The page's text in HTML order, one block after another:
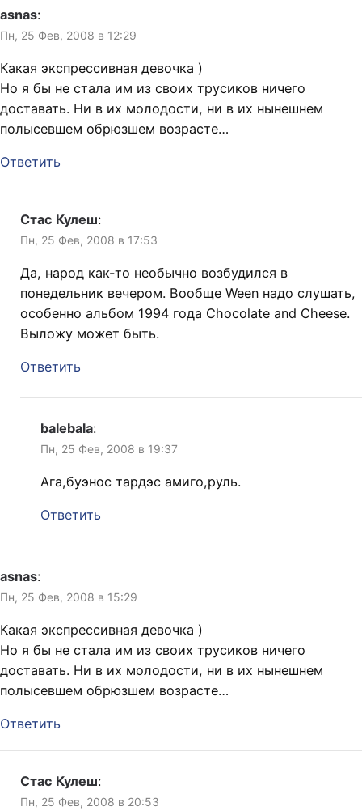
asnas:
Пн, 25 Фев, 2008 в 12:29
Какая экспрессивная девочка )
Но я бы не стала им из своих трусиков ничего
доставать. Ни в их молодости, ни в их нынешнем
полысевшем обрюзшем возрасте…
Ответить
Стас Кулеш:
Пн, 25 Фев, 2008 в 17:53
Да, народ как-то необычно возбудился в
понедельник вечером. Вообще Ween надо слушать,
особенно альбом 1994 года Chocolate and Cheese.
Выложу может быть.
Ответить
balebala:
Пн, 25 Фев, 2008 в 19:37
Ага,буэнос тардэс амиго,руль.
Ответить
asnas:
Пн, 25 Фев, 2008 в 15:29
Какая экспрессивная девочка )
Но я бы не стала им из своих трусиков ничего
доставать. Ни в их молодости, ни в их нынешнем
полысевшем обрюзшем возрасте…
Ответить
Стас Кулеш:
Пн, 25 Фев, 2008 в 20:53